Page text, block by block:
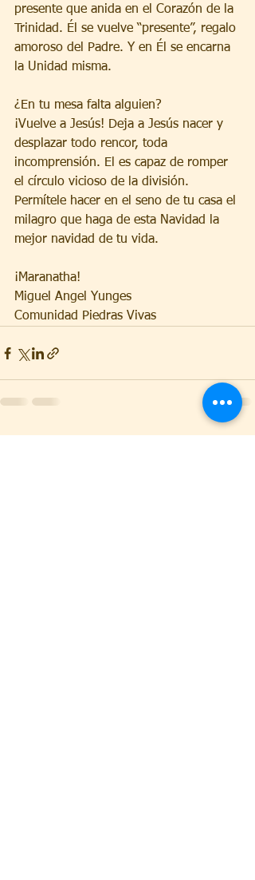
presente que anida en el Corazón de la
Trinidad. Él se vuelve “presente”, regalo
amoroso del Padre. Y en Él se encarna
la Unidad misma.
¿En tu mesa falta alguien?
¡Vuelve a Jesús! Deja a Jesús nacer y
desplazar todo rencor, toda
incomprensión. El es capaz de romper
el círculo vicioso de la división.
Permítele hacer en el seno de tu casa el
milagro que haga de esta Navidad la
mejor navidad de tu vida.
¡Maranatha!
Miguel Angel Yunges
Comunidad Piedras Vivas